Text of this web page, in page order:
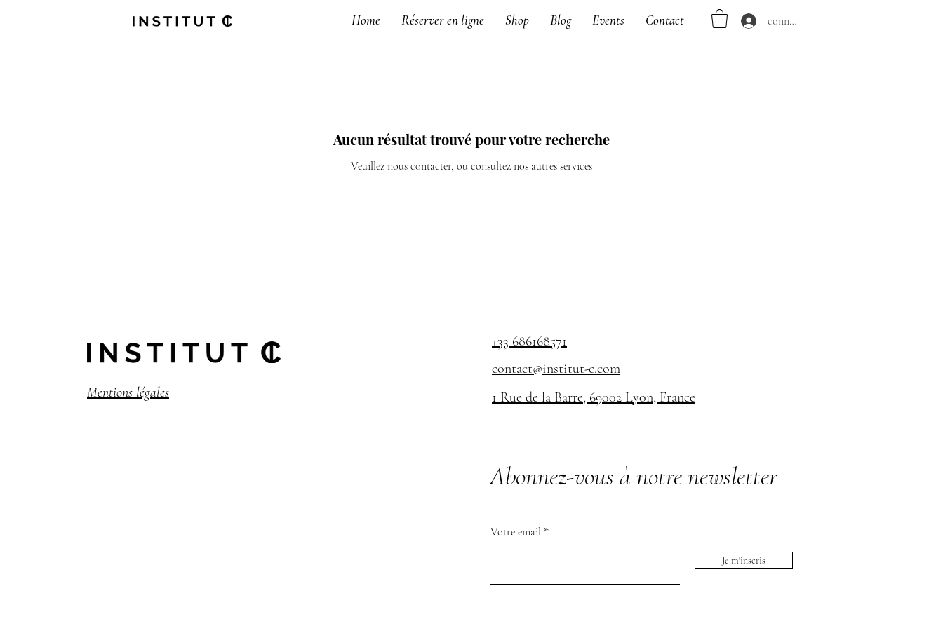
Home Réserver en ligne Shop Blog Events Contact connecter
Aucun résultat trouvé pour votre recherche
Veuillez nous contacter, ou consultez nos autres services
Mentions légales
+33 686168571
contact@institut-c.com
1 Rue de la Barre, 69002 Lyon, France
Abonnez-vous à notre newsletter
Votre email
Je m'inscris